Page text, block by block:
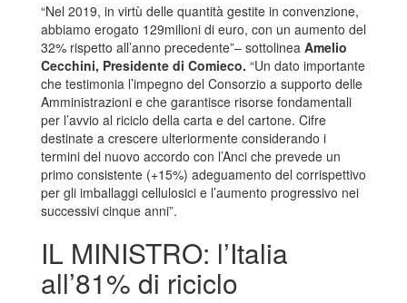
“Nel 2019, in virtù delle quantità gestite in convenzione,
abbiamo erogato 129milioni di euro, con un aumento del
32% rispetto all’anno precedente”– sottolinea Amelio
Cecchini, Presidente di Comieco. “Un dato importante
che testimonia l’impegno del Consorzio a supporto delle
Amministrazioni e che garantisce risorse fondamentali
per l’avvio al riciclo della carta e del cartone. Cifre
destinate a crescere ulteriormente considerando i
termini del nuovo accordo con l’Anci che prevede un
primo consistente (+15%) adeguamento del corrispettivo
per gli imballaggi cellulosici e l’aumento progressivo nei
successivi cinque anni”.
IL MINISTRO: l’Italia
all’81% di riciclo